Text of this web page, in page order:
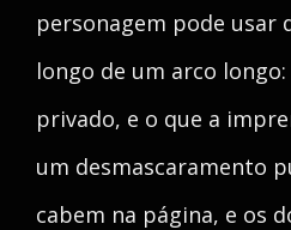
personagem pode usar
longo de um arco
privado, e o que a
um desmascaramento
cabem na página, e os